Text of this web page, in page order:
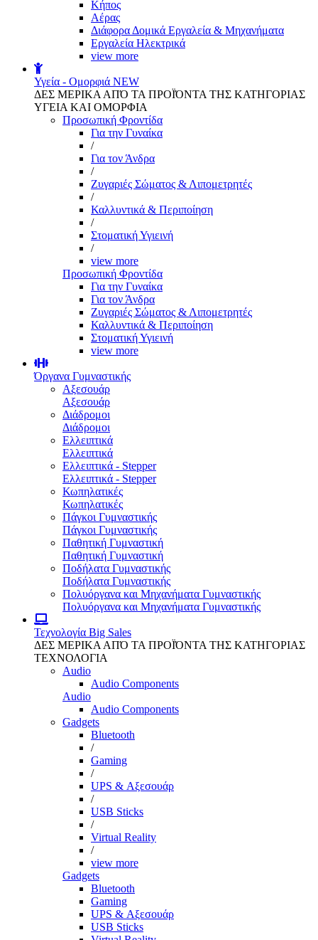
Kήπος
Αέρας
Διάφορα Δομικά Εργαλεία & Μηχανήματα
Εργαλεία Ηλεκτρικά
view more
Υγεία - Ομορφιά NEW
ΔΕΣ ΜΕΡΙΚΑ ΑΠΌ ΤΑ ΠΡΟΪΌΝΤΑ ΤΗΣ ΚΑΤΗΓΟΡΙΑΣ
ΥΓΕΙΑ ΚΑΙ ΟΜΟΡΦΙΑ
Προσωπική Φροντίδα
Για την Γυναίκα
/
Για τον Άνδρα
/
Ζυγαριές Σώματος & Λιπομετρητές
/
Καλλυντικά & Περιποίηση
/
Στοματική Υγιεινή
/
view more
Προσωπική Φροντίδα
Για την Γυναίκα
Για τον Άνδρα
Ζυγαριές Σώματος & Λιπομετρητές
Καλλυντικά & Περιποίηση
Στοματική Υγιεινή
view more
Όργανα Γυμναστικής
Αξεσουάρ
Αξεσουάρ
Διάδρομοι
Διάδρομοι
Ελλειπτικά
Ελλειπτικά
Ελλειπτικά - Stepper
Ελλειπτικά - Stepper
Κωπηλατικές
Κωπηλατικές
Πάγκοι Γυμναστικής
Πάγκοι Γυμναστικής
Παθητική Γυμναστική
Παθητική Γυμναστική
Ποδήλατα Γυμναστικής
Ποδήλατα Γυμναστικής
Πολυόργανα και Μηχανήματα Γυμναστικής
Πολυόργανα και Μηχανήματα Γυμναστικής
Τεχνολογία Big Sales
ΔΕΣ ΜΕΡΙΚΑ ΑΠΌ ΤΑ ΠΡΟΪΌΝΤΑ ΤΗΣ ΚΑΤΗΓΟΡΙΑΣ
ΤΕΧΝΟΛΟΓΙΑ
Audio
Audio Components
Audio
Audio Components
Gadgets
Bluetooth
/
Gaming
/
UPS & Αξεσουάρ
/
USB Sticks
/
Virtual Reality
/
view more
Gadgets
Bluetooth
Gaming
UPS & Αξεσουάρ
USB Sticks